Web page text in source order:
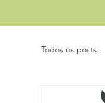
Todos os posts
Posts de